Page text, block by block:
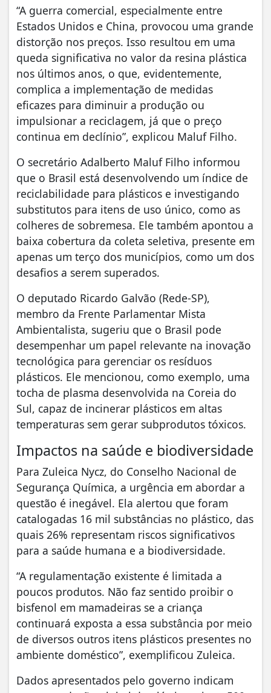
“A guerra comercial, especialmente entre
Estados Unidos e China, provocou uma grande
distorção nos preços. Isso resultou em uma
queda significativa no valor da resina plástica
nos últimos anos, o que, evidentemente,
complica a implementação de medidas
eficazes para diminuir a produção ou
impulsionar a reciclagem, já que o preço
continua em declínio”, explicou Maluf Filho.
O secretário Adalberto Maluf Filho informou
que o Brasil está desenvolvendo um índice de
reciclabilidade para plásticos e investigando
substitutos para itens de uso único, como as
colheres de sobremesa. Ele também apontou a
baixa cobertura da coleta seletiva, presente em
apenas um terço dos municípios, como um dos
desafios a serem superados.
O deputado Ricardo Galvão (Rede-SP),
membro da Frente Parlamentar Mista
Ambientalista, sugeriu que o Brasil pode
desempenhar um papel relevante na inovação
tecnológica para gerenciar os resíduos
plásticos. Ele mencionou, como exemplo, uma
tocha de plasma desenvolvida na Coreia do
Sul, capaz de incinerar plásticos em altas
temperaturas sem gerar subprodutos tóxicos.
Impactos na saúde e biodiversidade
Para Zuleica Nycz, do Conselho Nacional de
Segurança Química, a urgência em abordar a
questão é inegável. Ela alertou que foram
catalogadas 16 mil substâncias no plástico, das
quais 26% representam riscos significativos
para a saúde humana e a biodiversidade.
“A regulamentação existente é limitada a
poucos produtos. Não faz sentido proibir o
bisfenol em mamadeiras se a criança
continuará exposta a essa substância por meio
de diversos outros itens plásticos presentes no
ambiente doméstico”, exemplificou Zuleica.
Dados apresentados pelo governo indicam